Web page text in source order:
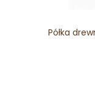
Półka